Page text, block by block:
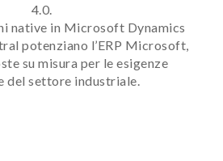
4.0.
native in Microsoft Dynamics
potenziano l’ERP Microsoft,
su misura per le esigenze
del settore industriale.